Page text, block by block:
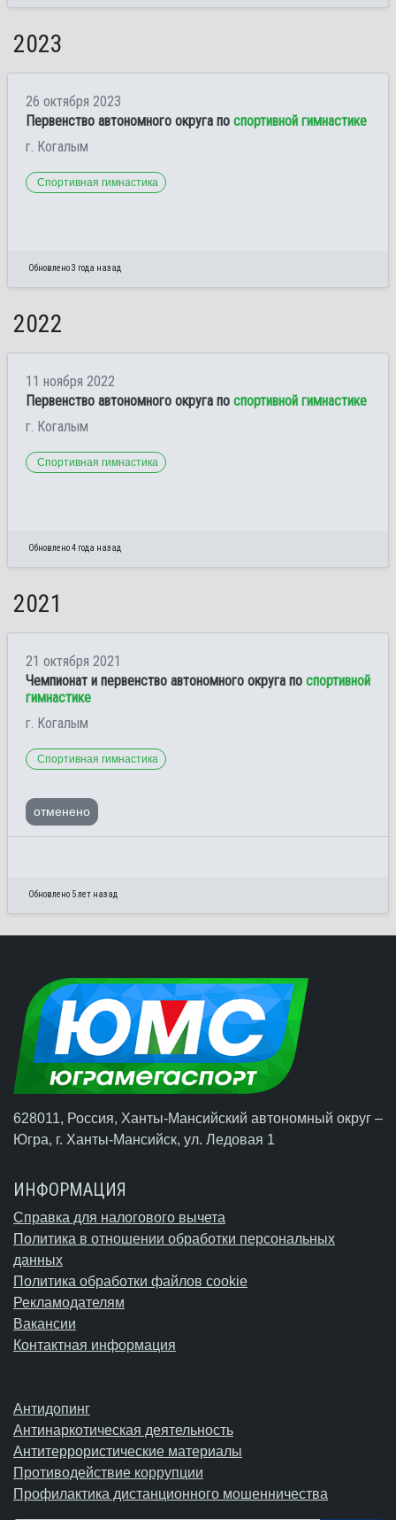
2023
26 октября 2023
Первенство автономного округа по спортивной гимнастике
г. Когалым
Спортивная гимнастика
Обновлено 3 года назад
2022
11 ноября 2022
Первенство автономного округа по спортивной гимнастике
г. Когалым
Спортивная гимнастика
Обновлено 4 года назад
2021
21 октября 2021
Чемпионат и первенство автономного округа по спортивной
гимнастике
г. Когалым
Спортивная гимнастика
отменено
Обновлено 5 лет назад
628011, Россия, Ханты-Мансийский автономный округ –
Югра, г. Ханты-Мансийск, ул. Ледовая 1
ИНФОРМАЦИЯ
Справка для налогового вычета
Политика в отношении обработки персональных
данных
Политика обработки файлов cookie
Рекламодателям
Вакансии
Контактная информация
Антидопинг
Антинаркотическая деятельность
Антитеррористические материалы
Противодействие коррупции
Профилактика дистанционного мошенничества